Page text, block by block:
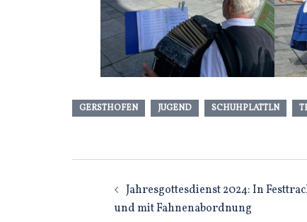
GERSTHOFEN JUGEND SCHUHPLATTLN
Jahresgottesdienst 2024: In
und mit Fahnenabordnung